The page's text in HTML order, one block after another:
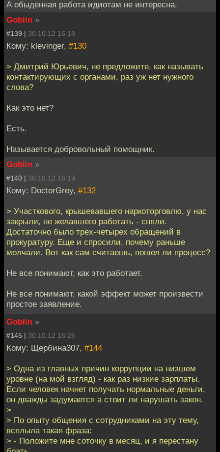
А обыденная работа идиотам не интересна.
Goblin »
#139 | 30.10.12 16:18
Кому: klevinger, #130
> Дмитрий Юрьевич, не предложите, как называть
контактирующих с органами, раз уж нет нужного
слова?
Как это нет?
Есть.
Называется добровольный помощник.
Goblin »
#140 | 30.10.12 16:19
Кому: DoctorGrey, #132
> Участкового, крышевавшего наркоторговлю, у нас
закрыли, не желавшего работать - сняли.
Достаточно было трех-четырех обращений в
прокуратуру. Еще и спросили, почему раньше
молчали. Вот как сам считаешь, пошел ли процесс?
Не все понимают, как это работает.
Не все понимают, какой эффект может произвести
простое заявление.
Goblin »
#145 | 30.10.12 16:26
Кому: Щербина307, #144
> Одна из главных причин коррупции на низшем
уровне (на мой взгляд) - как раз низкие зарплаты.
Если человек начнет получать нормальные деньги,
он дважды задумается а стоит ли нарушать закон.
>
> По опыту общения с сотрудниками на эту тему,
всплыла такая фраза:
> - Положите мне соточку в месяц, и я перестану